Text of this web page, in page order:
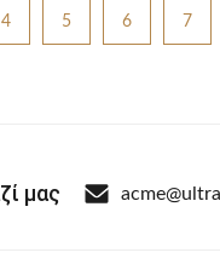
4 5 6 7
μας